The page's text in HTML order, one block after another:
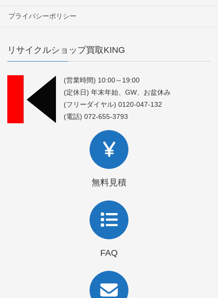
プライバシーポリシー
リサイクルショップ買取KING
(営業時間) 10:00～19:00
(定休日) 年末年始、GW、お盆休み
(フリーダイヤル) 0120-047-132
(電話) 072-655-3793
無料見積
FAQ